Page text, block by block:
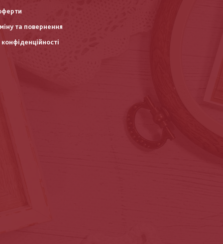
та повернення